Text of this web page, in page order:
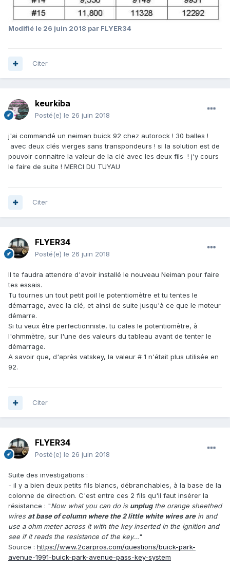
Modifié le 26 juin 2018 par FLYER34
Citer
keurkiba
Posté(e) le 26 juin 2018
j'ai commandé un neiman buick 92 chez autorock ! 30 balles !
avec deux clés vierges sans transpondeurs ! si la solution est de
pouvoir connaitre la valeur de la clé avec les deux fils ! j'y cours
le faire de suite ! MERCI DU TUYAU
Citer
FLYER34
Posté(e) le 26 juin 2018
Il te faudra attendre d'avoir installé le nouveau Neiman pour faire
tes essais.
Tu tournes un tout petit poil le potentiomètre et tu tentes le
démarrage, avec la clé, et ainsi de suite jusqu'à ce que le moteur
démarre.
Si tu veux être perfectionniste, tu cales le potentiomètre, à
l'ohmmètre, sur l'une des valeurs du tableau avant de tenter le
démarrage.
A savoir que, d'après vatskey, la valeur # 1 n'était plus utilisée en
92.
Citer
FLYER34
Posté(e) le 26 juin 2018
Suite des investigations :
- il y a bien deux petits fils blancs, débranchables, à la base de la
colonne de direction. C'est entre ces 2 fils qu'il faut insérer la
résistance : "Now what you can do is unplugthe orange sheethed
wires at base of column where the 2 little white wires arein and
use a ohm meter across it with the key inserted in the ignition and
see if it reads the resistance of the key..."
Source : https://www.2carpros.com/questions/buick-park-
avenue-1991-buick-park-avenue-pass-key-system